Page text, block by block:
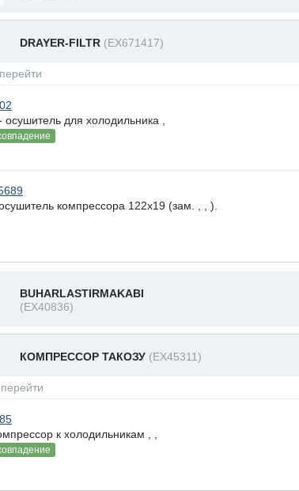
DRAYER-FILTR (EX671417)
, перейти
осушитель для холодильника ,
компрессора 122x19 (зам. , , ).
BUHARLASTIRMAKABI
(EX40836)
КОМПРЕССОР ТАКОЗУ (EX45311)
, перейти
к холодильникам , ,